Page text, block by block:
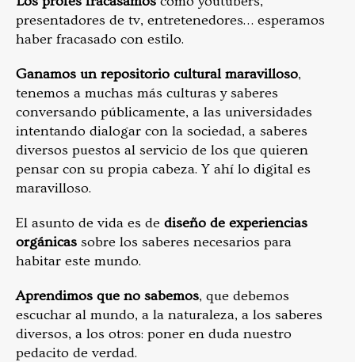
presentadores de tv, entretenedores… esperamos
haber fracasado con estilo.
Ganamos un repositorio cultural maravilloso,
tenemos a muchas más culturas y saberes
conversando públicamente, a las universidades
intentando dialogar con la sociedad, a saberes
diversos puestos al servicio de los que quieren
pensar con su propia cabeza. Y ahí lo digital es
maravilloso.
El asunto de vida es de diseño de experiencias
orgánicas sobre los saberes necesarios para
habitar este mundo.
Aprendimos que no sabemos, que debemos
escuchar al mundo, a la naturaleza, a los saberes
diversos, a los otros: poner en duda nuestro
pedacito de verdad.